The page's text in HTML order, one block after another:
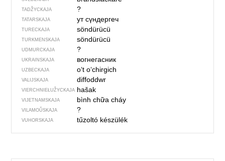
TADŽYCKAJA ?
TATARSKAJA ут сүндергеч
TURECKAJA söndürücü
TURKMENSKAJA söndürücü
UDMURCKAJA ?
UKRAINSKAJA вогнегасник
UZBECKAJA oʻt oʻchirgich
VALIJSKAJA diffoddwr
VIERCHNIE­ŁUŽYCKAJA hašak
VIJETNAMSKAJA bình chữa cháy
VILAMOŬSKAJA ?
VUHORSKAJA tűzoltó készülék